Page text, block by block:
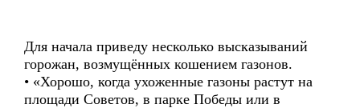
Для начала приведу несколько высказываний
горожан, возмущённых кошением газонов.
• «Хорошо, когда ухоженные газоны растут на
площади Советов, в парке Победы или в